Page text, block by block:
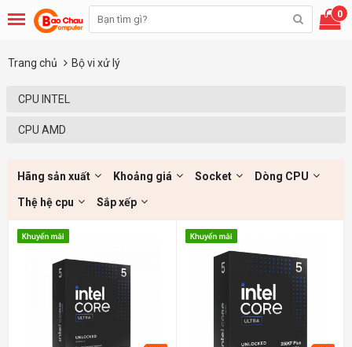
0
Trang chủ Bộ vi xử lý
CPU INTEL
CPU AMD
Hãng sản xuất Khoảng giá Socket Dòng CPU
Thệ hệ cpu Sắp xếp